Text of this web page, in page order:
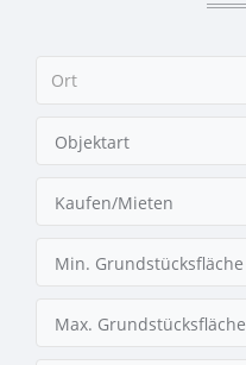
Objektart
Kaufen/Mieten
Min. Grundstücksfläche
Max. Grundstücksfläche